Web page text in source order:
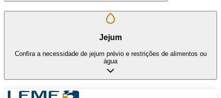
Jejum
Confira a necessidade de jejum prévio e restrições de alimentos ou
água